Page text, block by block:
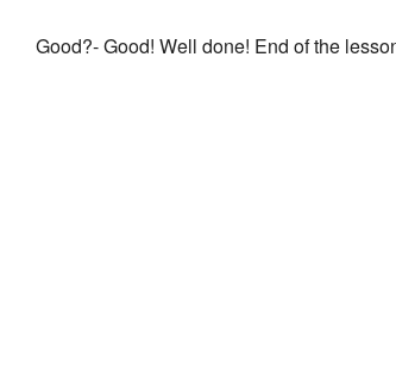
Good?- Good! Well done! End of the